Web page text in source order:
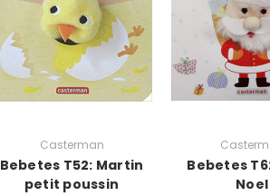
Casterman
Bebetes T52: Martin
petit poussin
Bebetes
Noel